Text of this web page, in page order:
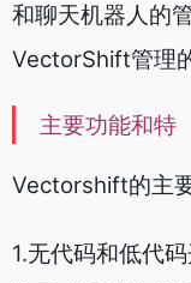
和聊天机器人的
VectorShift管理
主要功能和特
Vectorshift的主
1.无代码和低代